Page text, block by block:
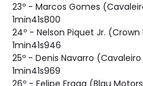
23º - Marcos Gomes
1min41s800
24º - Nelson Piquet Jr.
1min41s946
25º - Denis Navarro
1min41s969
26º - Felipe Fraga (Blau